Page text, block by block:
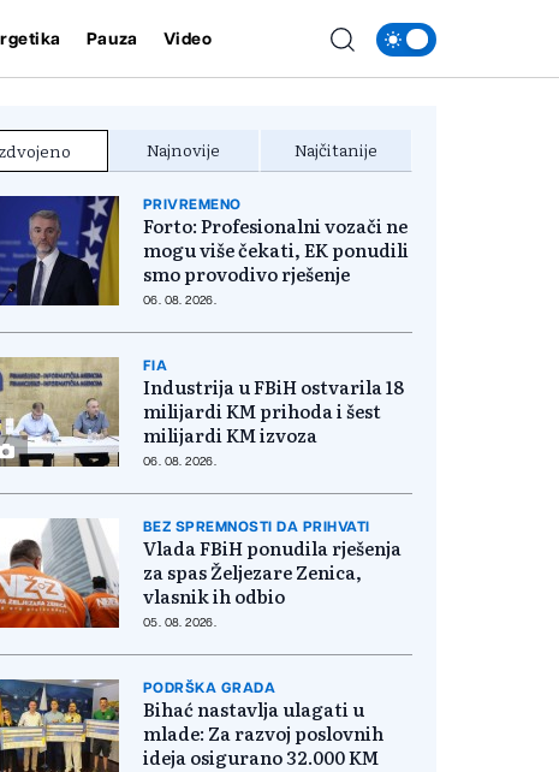
Pauza Video
Najnovije Najčitanije
PRIVREMENO
Forto: Profesionalni vozači ne
mogu više čekati, EK ponudili
smo provodivo rješenje
06. 08. 2026.
FIA
Industrija u FBiH ostvarila 18
milijardi KM prihoda i šest
milijardi KM izvoza
06. 08. 2026.
BEZ SPREMNOSTI DA PRIHVATI
Vlada FBiH ponudila rješenja
za spas Željezare Zenica,
vlasnik ih odbio
05. 08. 2026.
PODRŠKA GRADA
Bihać nastavlja ulagati u
mlade: Za razvoj poslovnih
ideja osigurano 32.000 KM